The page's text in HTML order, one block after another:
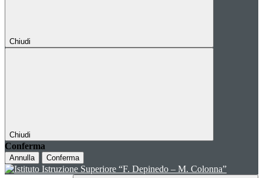
Chiudi
Chiudi
Conferma
Annulla Conferma